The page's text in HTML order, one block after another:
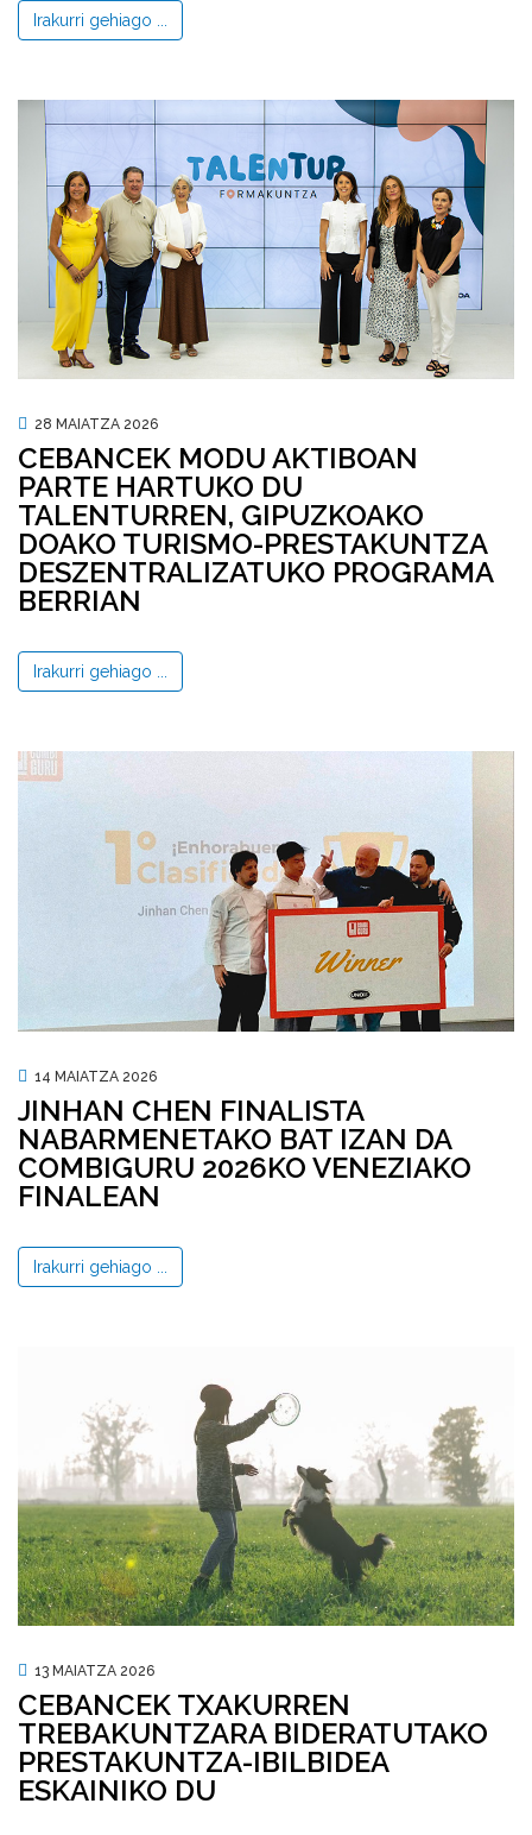
Irakurri gehiago ...
28 MAIATZA 2026
CEBANCEK MODU AKTIBOAN
PARTE HARTUKO DU
TALENTURREN, GIPUZKOAKO
DOAKO TURISMO-PRESTAKUNTZA
DESZENTRALIZATUKO PROGRAMA
BERRIAN
Irakurri gehiago ...
14 MAIATZA 2026
JINHAN CHEN FINALISTA
NABARMENETAKO BAT IZAN DA
COMBIGURU 2026KO VENEZIAKO
FINALEAN
Irakurri gehiago ...
13 MAIATZA 2026
CEBANCEK TXAKURREN
TREBAKUNTZARA BIDERATUTAKO
PRESTAKUNTZA-IBILBIDEA
ESKAINIKO DU